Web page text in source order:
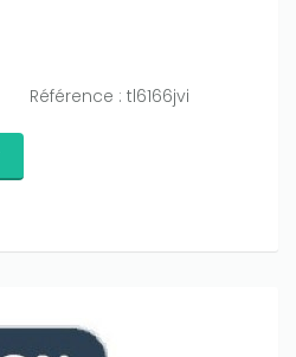
Référence : tl6166jvi